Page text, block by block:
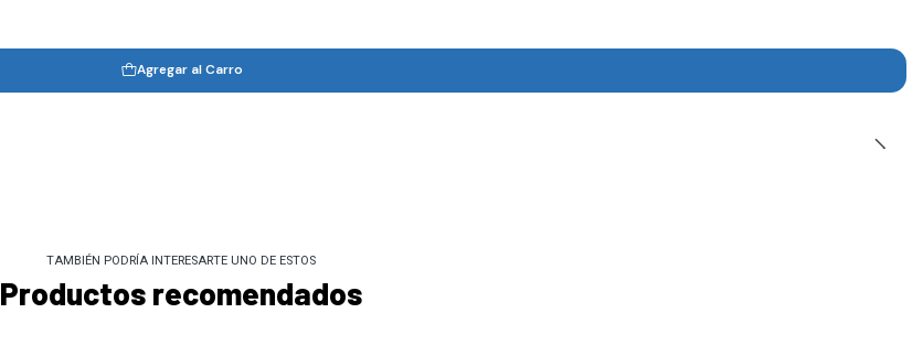
Agregar al Carro
TAMBIÉN PODRÍA INTERESARTE UNO DE ESTOS
Productos recomendados